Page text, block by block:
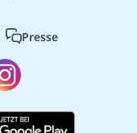
Presse